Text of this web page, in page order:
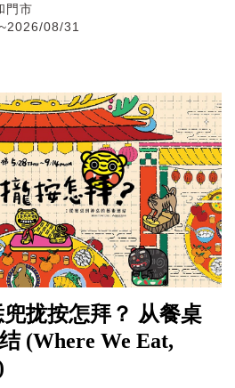
門市
08/31
拢按怎拜？ 从餐桌
(Where We Eat,